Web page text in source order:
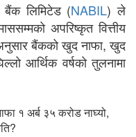
बैंक लिमिटेड (NABIL) ले
अपरिष्कृत वित्तीय
बैंकको खुद नाफा, खुद
आर्थिक वर्षको तुलनामा
१ अर्ब ३५ करोड नाघ्यो,